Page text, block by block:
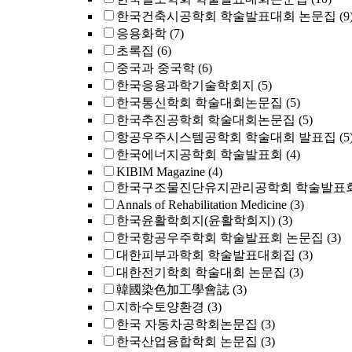
한국건축시공학회 학술발표대회 논문집
응용화학 (7)
초록집 (6)
중국과 중국학 (6)
한국응용과학기술학회지 (5)
한국통신학회 학술대회논문집 (5)
한국추진공학회 학술대회논문집 (5)
항공우주시스템공학회 학술대회 발표집
한국에너지공학회 학술발표회 (4)
KIBIM Magazine (4)
한국구조물진단유지관리공학회 학술발표
Annals of Rehabilitation Medicine (3)
한국윤활학회지(윤활학회지) (3)
한국항공우주학회 학술발표회 논문집 (3)
대한피부과학회 학술발표대회집 (3)
대한전기학회 학술대회 논문집 (3)
韓國染色加工學會誌 (3)
지하수토양환경 (3)
한국 자동차공학회논문집 (3)
한국산업융합학회 논문집 (3)